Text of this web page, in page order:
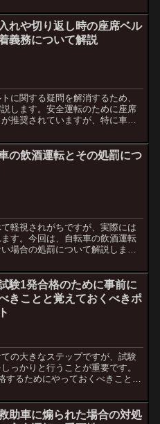
れや切り返し時の座席ベル
義務について解説
に関する疑問を解消するため、
します。安全運転のために座席
推奨されていますが、特に車庫
の飲酒運転とその処罰につ
軽視されがちですが、実際には
す。今回は、自転車の飲酒運転
場合の処罰について解説しま
験1発合格のために事前に
きことと覚えておくべきポ
の大きなステップですが、試験
っかりと行うことが重要です。
するためにやっておくべきこと
助車に煽られた場合の対処